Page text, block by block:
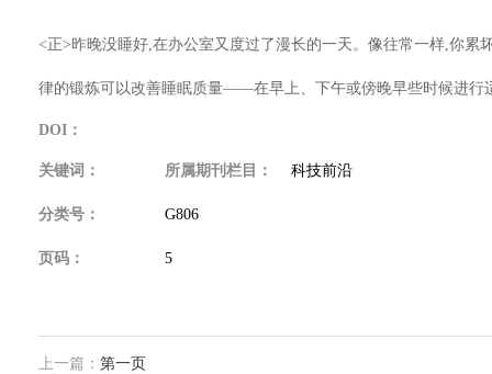
<正>昨晚没睡好,在办公室又度过了漫长的一天。像往常一样,你
律的锻炼可以改善睡眠质量——在早上、下午或傍晚早些时候进行
DOI：
关键词： 所属期刊栏目： 科技前沿
分类号： G806
页码： 5
上一篇： 第一页